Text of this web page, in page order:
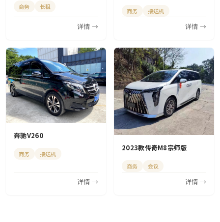
商务 长租
详情 →
商务 接送机
详情 →
奔驰V260
商务 接送机
详情 →
2023款传奇M8宗师版
商务 会议
详情 →